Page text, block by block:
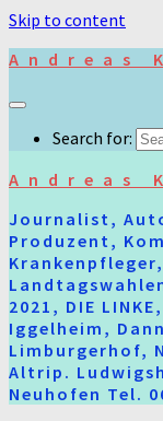
Skip to content
Andreas
Search for:
Andreas
Journalist,
Produzent,
2021, DIE
Iggelheim,
Limburgerhof,
Altrip.
Neuhofen Tel.